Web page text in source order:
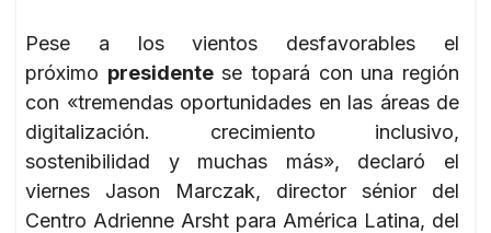
Pese a los vientos desfavorables el
próximo presidentese topará con una región
con «tremendas oportunidades en las áreas de
digitalización. crecimiento inclusivo,
sostenibilidad y muchas más», declaró el
viernes Jason Marczak, director sénior del
Centro Adrienne Arsht para América Latina, del